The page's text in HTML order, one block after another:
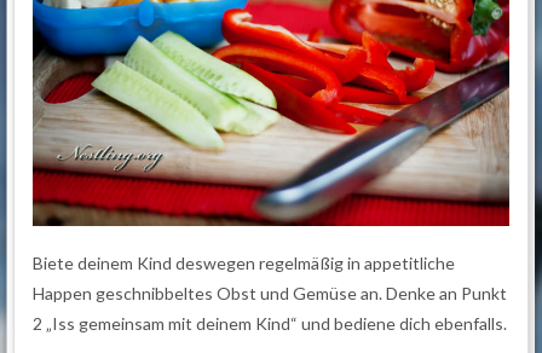
Biete deinem Kind deswegen regelmäßig in appetitliche
Happen geschnibbeltes Obst und Gemüse an. Denke an Punkt
2 „Iss gemeinsam mit deinem Kind“ und bediene dich ebenfalls.